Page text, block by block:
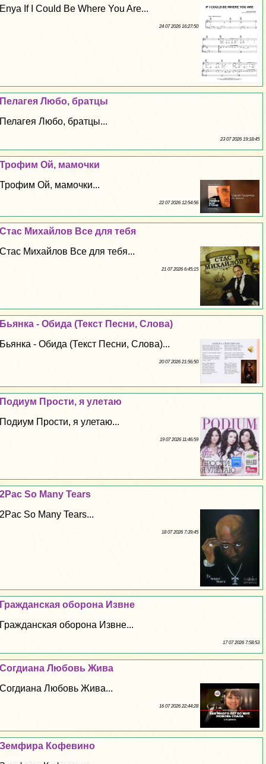
Enya If I Could Be Where You Are...
24 07 2026 16:27:50
Пелагея Любо, братцы
Пелагея Любо, братцы...
23 07 2026 19:18:45
Трофим Ой, мамочки
Трофим Ой, мамочки...
22 07 2026 12:54:56
Стас Михайлов Все для тебя
Стас Михайлов Все для тебя...
21 07 2026 6:45:15
Бьянка - Обида (Текст Песни, Слова)
Бьянка - Обида (Текст Песни, Слова)...
20 07 2026 21:56:50
Подиум Прости, я улетаю
Подиум Прости, я улетаю...
19 07 2026 11:46:59
2Pac So Many Tears
2Pac So Many Tears...
18 07 2026 7:39:45
Гражданская оборона Извне
Гражданская оборона Извне...
17 07 2026 7:58:53
Согдиана Любовь Жива
Согдиана Любовь Жива...
16 07 2026 22:44:28
Земфира Кофевино